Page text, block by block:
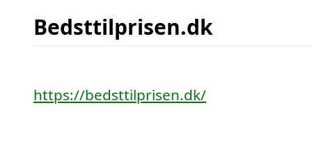
Bedsttilprisen.dk
https://bedsttilprisen.dk/